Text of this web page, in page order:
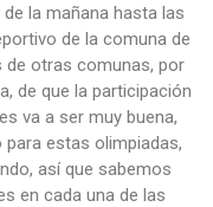
la mañana hasta las
de la comuna de
de otras comunas, por
de que la participación
va a ser muy buena,
estas olimpiadas,
así que sabemos
en cada una de las